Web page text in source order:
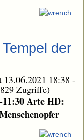
der
18:38 -
Zugriffe)
11:30 Arte HD: